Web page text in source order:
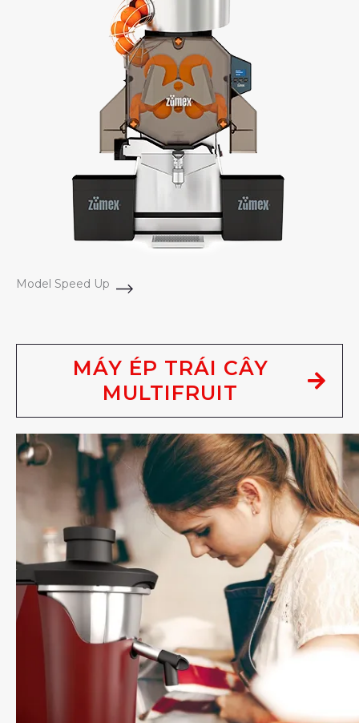
Model Speed Up
MÁY ÉP TRÁI CÂY
MULTIFRUIT